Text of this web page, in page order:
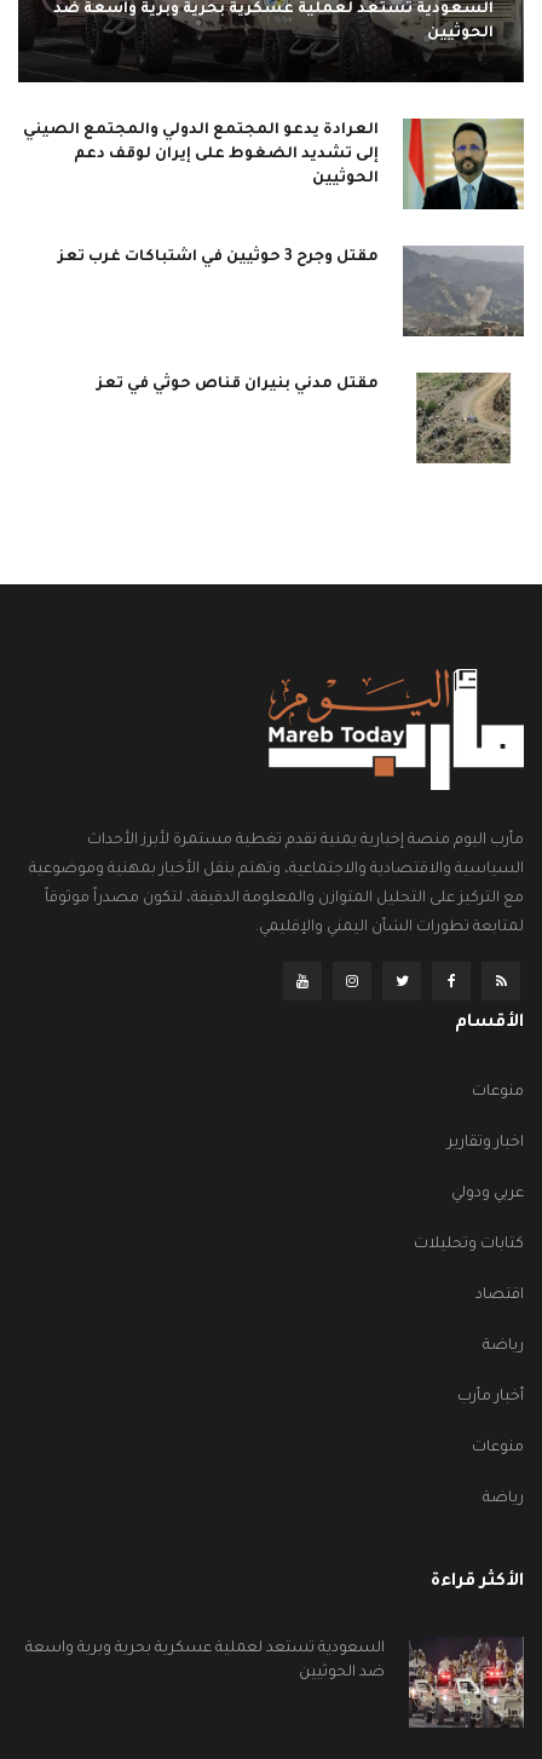
السعودية تستعد لعملية عسكرية بحرية وبرية واسعة ضد
الحوثيين
العرادة يدعو المجتمع الدولي والمجتمع الصيني
إلى تشديد الضغوط على إيران لوقف دعم
الحوثيين
مقتل وجرح 3 حوثيين في اشتباكات غرب تعز
مقتل مدني بنيران قناص حوثي في تعز
مأرب اليوم منصة إخبارية يمنية تقدم تغطية مستمرة لأبرز الأحداث
السياسية والاقتصادية والاجتماعية، وتهتم بنقل الأخبار بمهنية وموضوعية
مع التركيز على التحليل المتوازن والمعلومة الدقيقة، لتكون مصدراً موثوقاً
لمتابعة تطورات الشأن اليمني والإقليمي.
الأقسام
منوعات
اخبار وتقارير
عربي ودولي
كتابات وتحليلات
اقتصاد
رياضة
أخبار مأرب
منوعات
رياضة
الأكثر قراءة
السعودية تستعد لعملية عسكرية بحرية وبرية واسعة
ضد الحوثيين